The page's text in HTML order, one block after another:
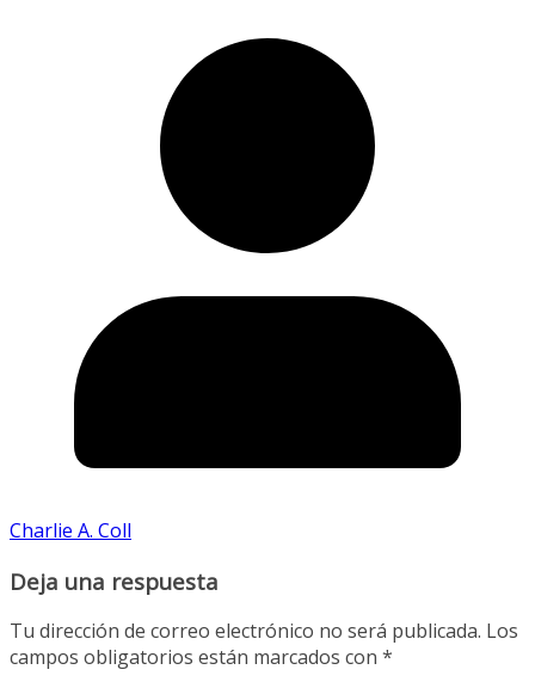
Charlie A. Coll
Deja una respuesta
Tu dirección de correo electrónico no será publicada. Los
campos obligatorios están marcados con *